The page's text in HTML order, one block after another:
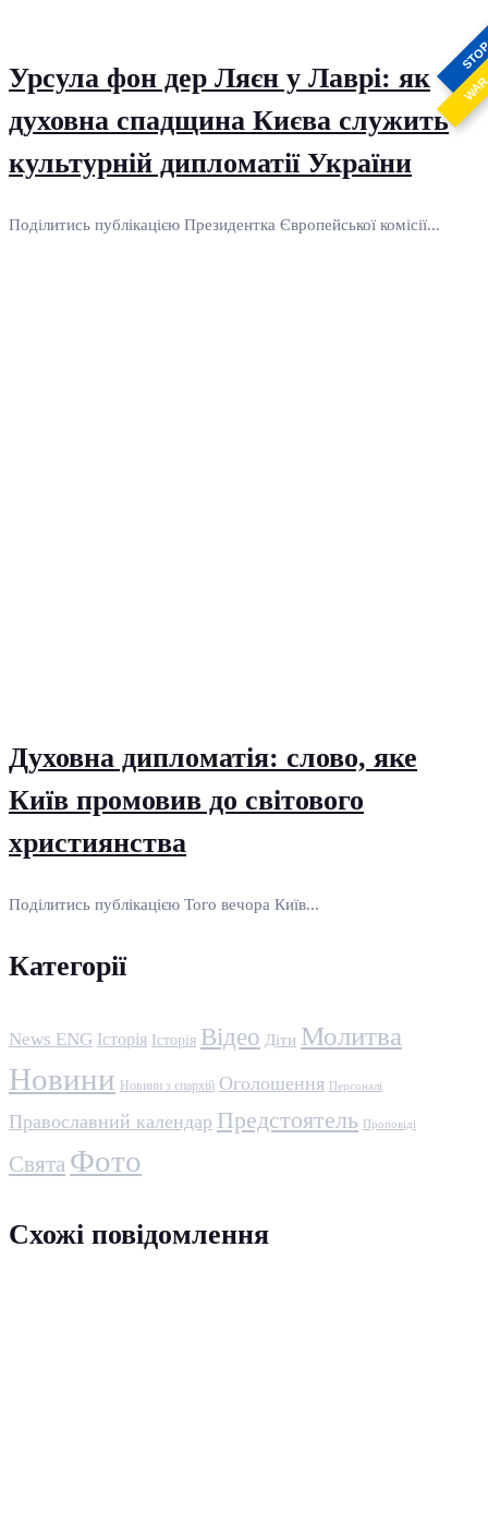
Урсула фон дер Ляєн у Лаврі: як
духовна спадщина Києва служить
культурній дипломатії України
Поділитись публікацією Президентка Європейської комісії...
Духовна дипломатія: слово, яке
Київ промовив до світового
християнства
Поділитись публікацією Того вечора Київ...
Категорії
News ENG Історія Історія Відео Діти Молитва
Новини Новини з єпархій Оголошення Персоналі
Православний календар Предстоятель Проповіді
Свята Фото
Схожі повідомлення